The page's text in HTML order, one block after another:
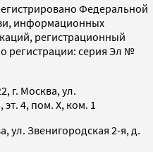
Федеральной
информационных
регистрационный
регистрации: серия Эл №
г. Москва, ул.
4, пом. X, ком. 1
ул. Звенигородская 2-я, д.